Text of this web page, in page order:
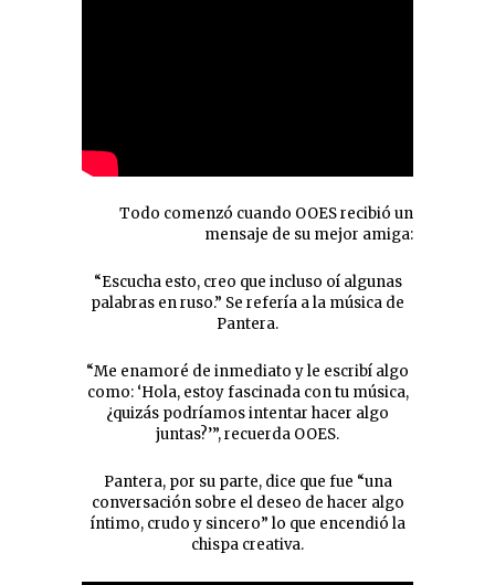
Todo comenzó cuando OOES recibió un
mensaje de su mejor amiga:
“Escucha esto, creo que incluso oí algunas
palabras en ruso.” Se refería a la música de
Pantera.
“Me enamoré de inmediato y le escribí algo
como: ‘Hola, estoy fascinada con tu música,
¿quizás podríamos intentar hacer algo
juntas?’”, recuerda OOES.
Pantera, por su parte, dice que fue “una
conversación sobre el deseo de hacer algo
íntimo, crudo y sincero” lo que encendió la
chispa creativa.